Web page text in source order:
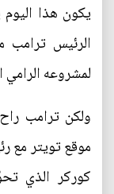
يكون هذا
الرئيس ترامب
لمشروعه
ولكن ترامب
موقع تويتر مع
كوركر الذي